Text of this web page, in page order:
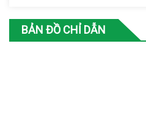
BẢN ĐỒ CHỈ DẪN